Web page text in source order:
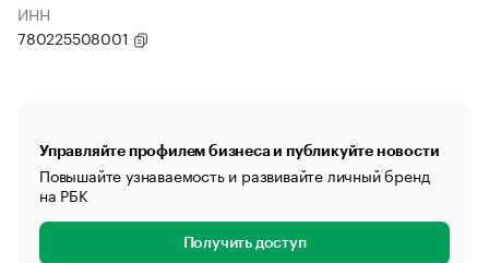
ИНН
780225508001
Управляйте профилем бизнеса и публикуйте новости
Повышайте узнаваемость и развивайте личный бренд
на РБК
Получить доступ